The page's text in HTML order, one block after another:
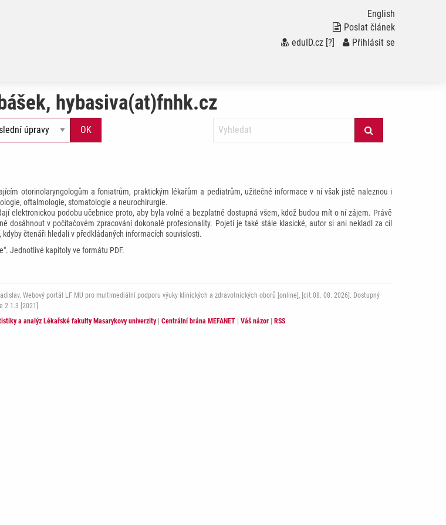
English
Poslat článek
eduID.cz [?] Přihlásit se
hybasiva(at)fnhk.cz
otorinolaryngologům a foniatrům, praktickým lékařům a pediatrům, užitečné informace v ní však jistě naleznou i
oftalmologie, stomatologie a neurochirurgie.
elektronickou podobu učebnice proto, aby byla volně a bezplatně dostupná všem, kdož budou mít o ní zájem. Právě
dosáhnout v počítačovém zpracování dokonalé profesionality. Pojetí je také stále klasické, autor si ani nekladl za cíl
kdyby čtenáři hledali v předkládaných informacích souvislosti.
Jednotlivé kapitoly ve formátu PDF.
Ladislav. Webový portál LF MU pro multimediální podporu výuky klinických a zdravotnických oborů [online], [cit.08. 08. 2026]. Dostupný
2.1.3 [2021].
a analýz Lékařské fakulty Masarykovy univerzity|Centrální brána MEFANET |Váš názor RSS